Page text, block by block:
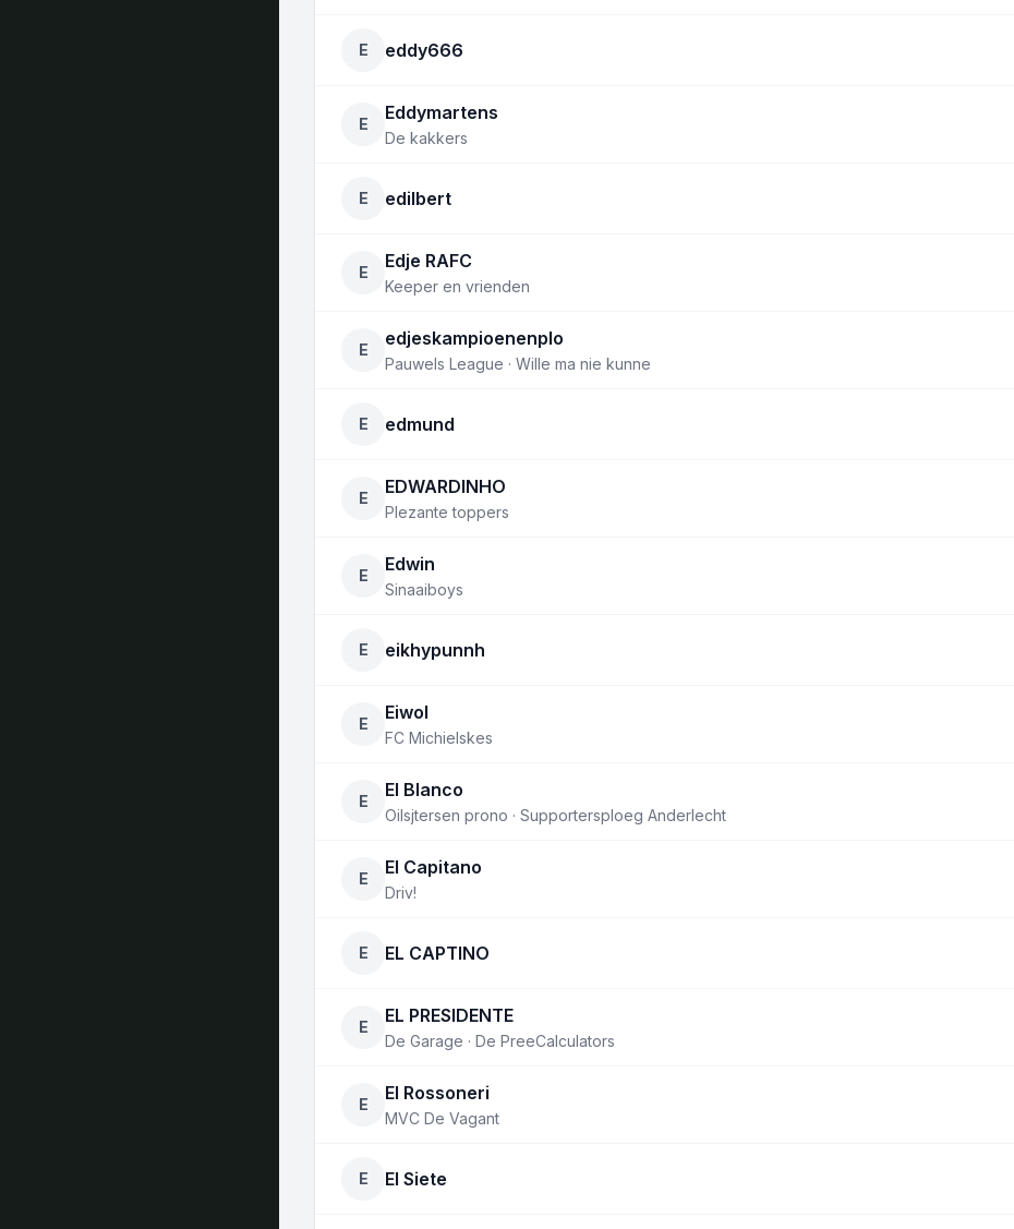
E eddy666
E
Eddymartens
De kakkers
E edilbert
E
Edje RAFC
Keeper en vrienden
E
edjeskampioenenplo
Pauwels League · Wille ma nie kunne
E edmund
E
EDWARDINHO
Plezante toppers
E
Edwin
Sinaaiboys
E eikhypunnh
E
Eiwol
FC Michielskes
E
El Blanco
Oilsjtersen prono · Supportersploeg Anderlecht
E
El Capitano
Driv!
E EL CAPTINO
E
EL PRESIDENTE
De Garage · De PreeCalculators
E
El Rossoneri
MVC De Vagant
E El Siete